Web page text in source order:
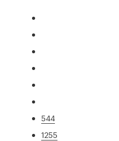
544
1255